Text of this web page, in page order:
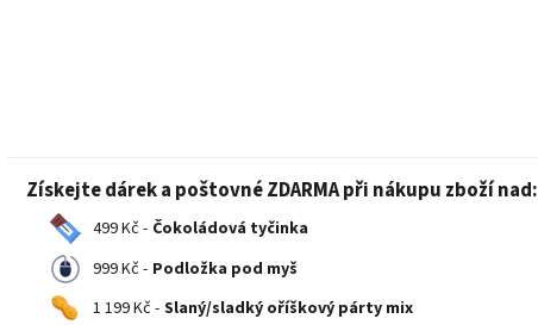
Získejte dárek a poštovné ZDARMA při nákupu zboží nad:
499 Kč - Čokoládová tyčinka
999 Kč - Podložka pod myš
1 199 Kč - Slaný/sladký oříškový párty mix